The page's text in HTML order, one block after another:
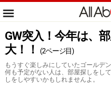
GW突入！今年は、
大！！
(2ページ目)
もうすぐ楽しみにしていたゴールデ
何も予定がない人は、部屋探しをし
しをしやすいかもしれませんよ。